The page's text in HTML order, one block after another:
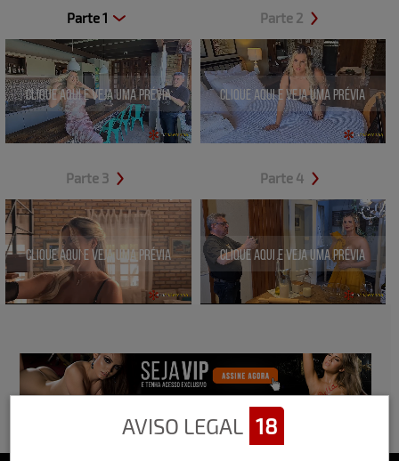
Parte 1
Clique aqui e veja uma prévia
Parte 2
Clique aqui e veja uma prévia
Parte 3
Clique aqui e veja uma prévia
Parte 4
Clique aqui e veja uma prévia
AVISO LEGAL 18